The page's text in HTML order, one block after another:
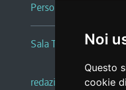
Noi
Questo
cookie
Persone e Uffici
Sala Tiziano Tessitori
redazione web |note